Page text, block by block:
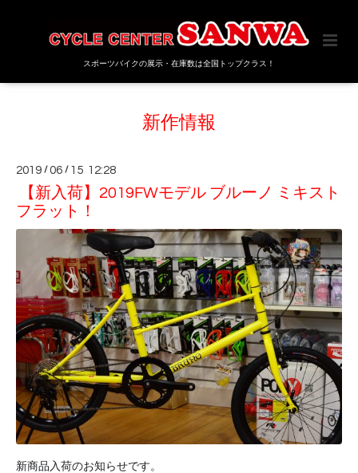
スポーツバイクの展示・在庫数は全国トップクラス！
新作情報
2019 /06 / 15 12:28
【新入荷】2019FWモデル ブルーノ ミキスト
フラット！
新商品入荷のお知らせです。